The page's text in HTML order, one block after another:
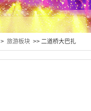
> 旅游板块 >> 二道桥大巴扎